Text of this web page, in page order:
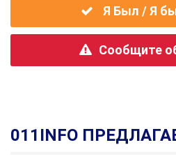
Я Был / Я
Сообщите
011INFO